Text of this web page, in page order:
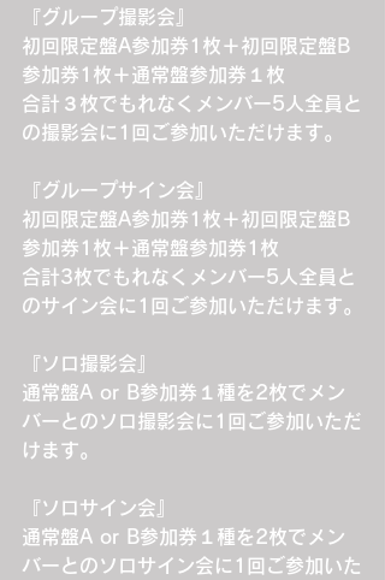
『グループ撮影会』
初回限定盤A参加券1枚＋初回限定盤B
参加券1枚＋通常盤参加券１枚
合計３枚でもれなくメンバー5人全員と
の撮影会に1回ご参加いただけます。
『グループサイン会』
初回限定盤A参加券1枚＋初回限定盤B
参加券1枚＋通常盤参加券1枚
合計3枚でもれなくメンバー5人全員と
のサイン会に1回ご参加いただけます。
『ソロ撮影会』
通常盤A or B参加券１種を2枚でメン
バーとのソロ撮影会に1回ご参加いただ
けます。
『ソロサイン会』
通常盤A or B参加券１種を2枚でメン
バーとのソロサイン会に1回ご参加いた